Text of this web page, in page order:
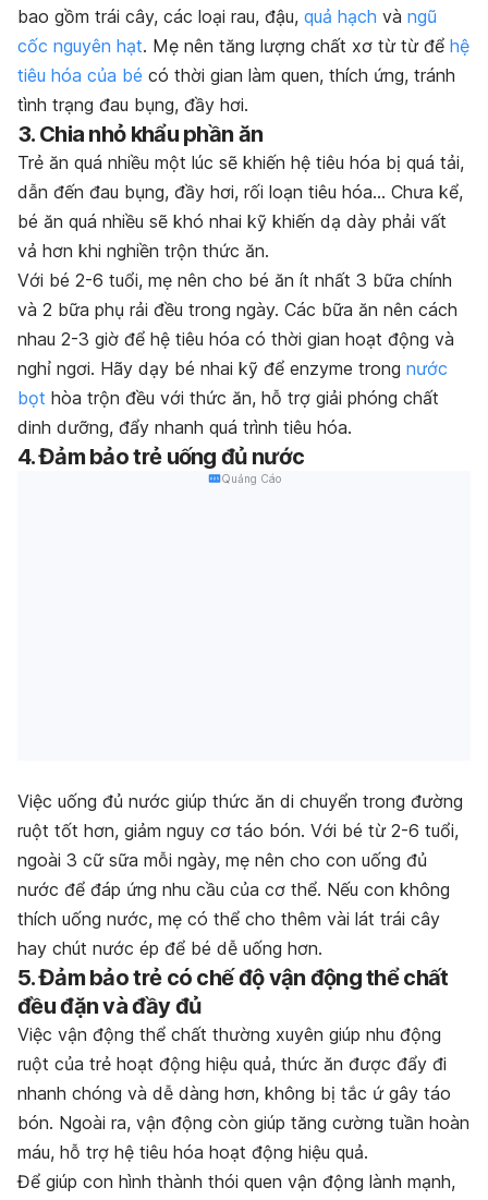
bao gồm trái cây, các loại rau, đậu, quả hạch và ngũ
cốc nguyên hạt. Mẹ nên tăng lượng chất xơ từ từ để hệ
tiêu hóa của bé có thời gian làm quen, thích ứng, tránh
tình trạng đau bụng, đầy hơi.
3. Chia nhỏ khẩu phần ăn
Trẻ ăn quá nhiều một lúc sẽ khiến hệ tiêu hóa bị quá tải,
dẫn đến đau bụng, đầy hơi, rối loạn tiêu hóa… Chưa kể,
bé ăn quá nhiều sẽ khó nhai kỹ khiến dạ dày phải vất
vả hơn khi nghiền trộn thức ăn.
Với bé 2-6 tuổi, mẹ nên cho bé ăn ít nhất 3 bữa chính
và 2 bữa phụ rải đều trong ngày. Các bữa ăn nên cách
nhau 2-3 giờ để hệ tiêu hóa có thời gian hoạt động và
nghỉ ngơi. Hãy dạy bé nhai kỹ để enzyme trong nước
bọt hòa trộn đều với thức ăn, hỗ trợ giải phóng chất
dinh dưỡng, đẩy nhanh quá trình tiêu hóa.
4. Đảm bảo trẻ uống đủ nước
Quảng Cáo
Việc uống đủ nước giúp thức ăn di chuyển trong đường
ruột tốt hơn, giảm nguy cơ táo bón. Với bé từ 2-6 tuổi,
ngoài 3 cữ sữa mỗi ngày, mẹ nên cho con uống đủ
nước để đáp ứng nhu cầu của cơ thể. Nếu con không
thích uống nước, mẹ có thể cho thêm vài lát trái cây
hay chút nước ép để bé dễ uống hơn.
5. Đảm bảo trẻ có chế độ vận động thể chất
đều đặn và đầy đủ
Việc vận động thể chất thường xuyên giúp nhu động
ruột của trẻ hoạt động hiệu quả, thức ăn được đẩy đi
nhanh chóng và dễ dàng hơn, không bị tắc ứ gây táo
bón. Ngoài ra, vận động còn giúp tăng cường tuần hoàn
máu, hỗ trợ hệ tiêu hóa hoạt động hiệu quả.
Để giúp con hình thành thói quen vận động lành mạnh,